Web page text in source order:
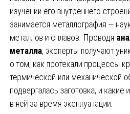
изучении его внутреннего
занимается металлография —
металлов и сплавов. Проводя
металла, эксперты получают
о том, как протекали процессы
термической или механической
подвергалась заготовка, и
в ней за время эксплуатации.